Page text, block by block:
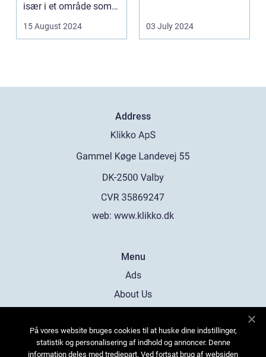
især i et område som
Frederiksberg, hv...
15 August 2024
spillea...
03 July 2024
Address
web: www.klikko.dk
Menu
Ads
About Us
Contact
Sitemap
På vores website bruges cookies til at huske dine indstillinger,
statistik og personalisering af indhold og annoncer. Denne
information deles med tredjepart. Ved fortsat brug af websiden